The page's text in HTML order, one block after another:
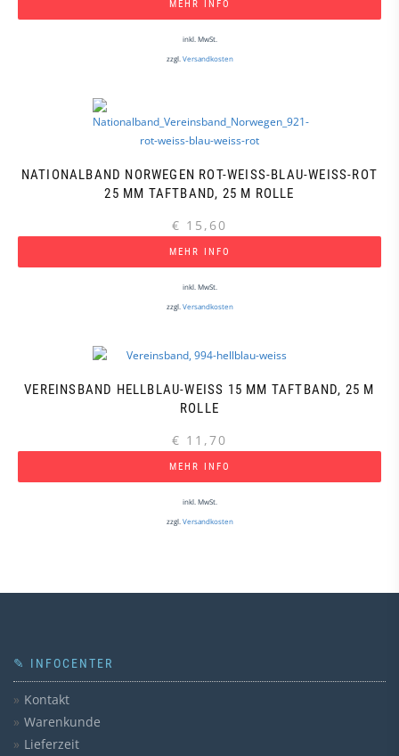
MEHR INFO
inkl. MwSt.
zzgl. Versandkosten
NATIONALBAND NORWEGEN ROT-WEISS-BLAU-WEISS-ROT 25
MM TAFTBAND, 25 M ROLLE
€ 15,60
MEHR INFO
inkl. MwSt.
zzgl. Versandkosten
VEREINSBAND HELLBLAU-WEISS 15 MM TAFTBAND, 25 M R
OLLE
€ 11,70
MEHR INFO
inkl. MwSt.
zzgl. Versandkosten
✎ INFOCENTER
Kontakt
Warenkunde
Lieferzeit